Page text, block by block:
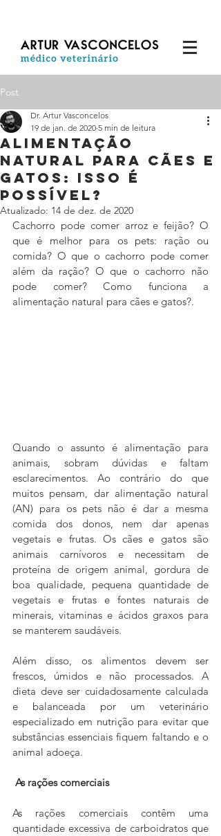
Post
Alimentação
Natural para Cães e
Gatos: isso é
possível?
Dr. Artur Vasconcelos
19 de jan. de 2020 5 min de leitura
Atualizado: 14 de dez. de 2020
Cachorro pode comer arroz e feijão? O
que é melhor para os pets: ração ou
comida? O que o cachorro pode comer
além da ração? O que o cachorro não
pode comer? Como funciona a
alimentação natural para cães e gatos?.
Quando o assunto é alimentação para
animais, sobram dúvidas e faltam
esclarecimentos. Ao contrário do que
muitos pensam, dar alimentação natural
(AN) para os pets não é dar a mesma
comida dos donos, nem dar apenas
vegetais e frutas. Os cães e gatos são
animais carnívoros e necessitam de
proteína de origem animal, gordura de
boa qualidade, pequena quantidade de
vegetais e frutas e fontes naturais de
minerais, vitaminas e ácidos graxos para
se manterem saudáveis.
Além disso, os alimentos devem ser
frescos, úmidos e não processados. A
dieta deve ser cuidadosamente calculada
e balanceada por um veterinário
especializado em nutrição para evitar que
substâncias essenciais fiquem faltando e o
animal adoeça.
As rações comerciais
As rações comerciais contêm uma
quantidade excessiva de carboidratos que